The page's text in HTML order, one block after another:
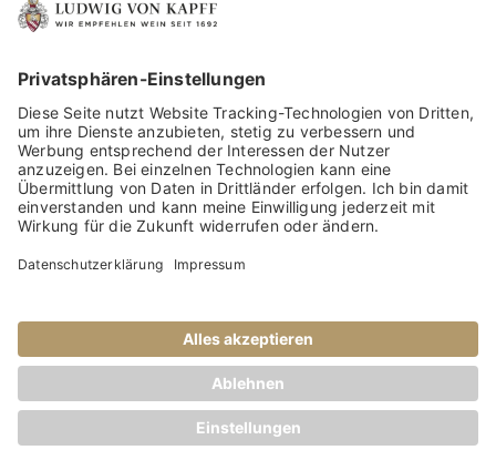
FacebookInstagram
© Copyright 2026-Ludwigs Weinblog